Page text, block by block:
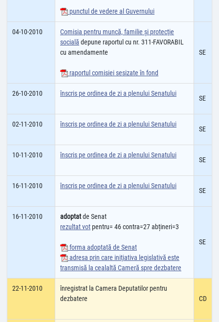
punctul de vedere al Guvernului
04-10-2010
Comisia pentru muncă, familie şi protecţie
socială depune raportul cu nr. 311-FAVORABIL
cu amendamente
raportul comisiei sesizate în fond
SE
26-10-2010 înscris pe ordinea de zi a plenului Senatului
SE
02-11-2010 înscris pe ordinea de zi a plenului Senatului
SE
10-11-2010 înscris pe ordinea de zi a plenului Senatului
SE
16-11-2010 înscris pe ordinea de zi a plenului Senatului
SE
16-11-2010 adoptatde Senat
rezultat vot pentru= 46 contra=27 abțineri=3
forma adoptată de Senat
adresa prin care iniţiativa legislativă este
transmisă la cealaltă Cameră spre dezbatere
SE
22-11-2010
înregistrat la Camera Deputatilor pentru
dezbatere
CD